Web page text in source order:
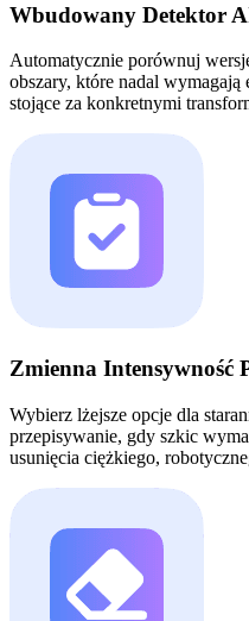
Wbudowany Detektor
Automatycznie porównuj
obszary, które nadal
stojące za konkretnymi
Zmienna Intensywność
Wybierz lżejsze opcje dla
przepisywanie, gdy szkic
usunięcia ciężkiego,